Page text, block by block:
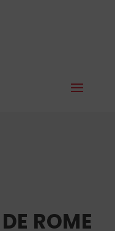
ROME